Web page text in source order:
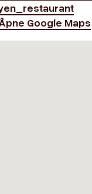
Google Maps